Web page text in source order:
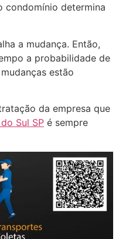
condomínio determina
a mudança. Então,
a probabilidade de
estão
da empresa que
Sul SP é sempre